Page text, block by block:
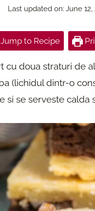
Last updated on: June 12,
Jump to Recipe
cu doua straturi de
(lichidul dintr-o
se serveste calda